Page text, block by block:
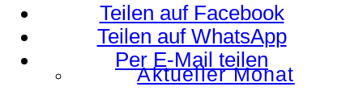
Aktueller Monat
Teilen auf Facebook
Teilen auf WhatsApp
Per E-Mail teilen